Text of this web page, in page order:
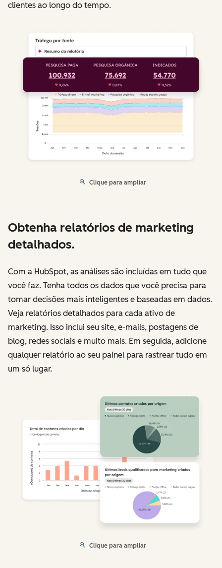
clientes ao longo do tempo.
Clique para ampliar
Obtenha relatórios de marketing
detalhados.
Com a HubSpot, as análises são incluídas em tudo que
você faz. Tenha todos os dados que você precisa para
tomar decisões mais inteligentes e baseadas em dados.
Veja relatórios detalhados para cada ativo de
marketing. Isso inclui seu site, e-mails, postagens de
blog, redes sociais e muito mais. Em seguida, adicione
qualquer relatório ao seu painel para rastrear tudo em
um só lugar.
Clique para ampliar